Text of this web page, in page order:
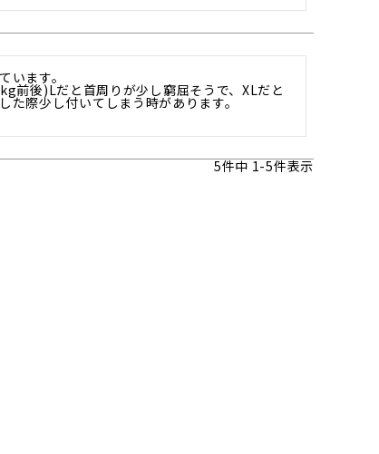
います。
前後)Lだと首周りが少し窮屈そうで、XLだと
た際少し付いてしまう時があります。
5件中1-5件表示